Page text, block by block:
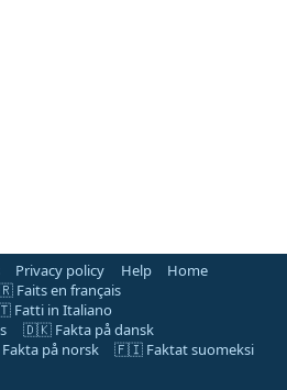
Privacy policy Help
Home
Faits en français
Fatti in Italiano
🇩🇰 Fakta på dansk
på norsk
🇫🇮 Faktat suomeksi